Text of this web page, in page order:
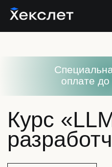
Старт 27 августа
Курс «LLM-
разработчик»
Освойте полный стек
оплате до 7